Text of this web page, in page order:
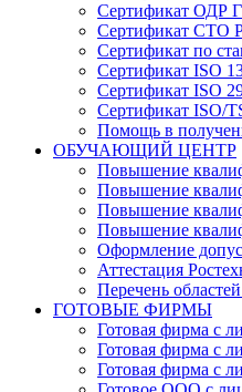
Сертификат ОДР
Сертификат СТО
Сертификат по
Сертификат ISO
Сертификат ISO
Сертификат ISO/
Помощь в
ОБУЧАЮЩИЙ ЦЕНТР
Повышение
Повышение
Повышение
Повышение
Оформление
Аттестация
Перечень
ГОТОВЫЕ ФИРМЫ
Готовая фирма с
Готовая фирма с
Готовая фирма с